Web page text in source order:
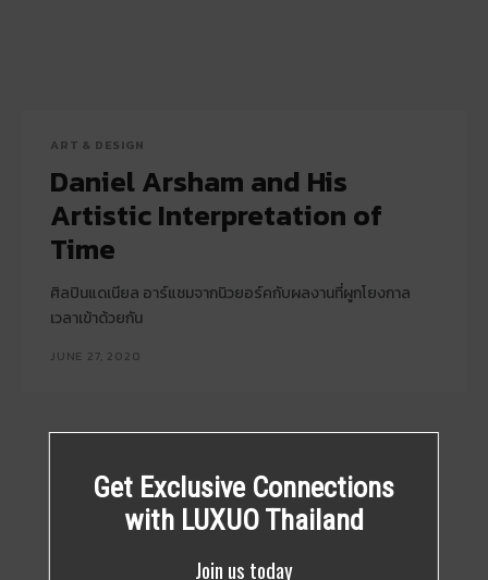
ART & DESIGN
Daniel Arsham and His
Artistic Interpretation of
Time
ศิลปินแดเนียล อาร์แชมจากนิวยอร์คกับผลงานที่ผูกโยงกาล
เวลาเข้าด้วยกัน
JUNE 27, 2020
Get Exclusive Connections
with LUXUO Thailand
Join us today